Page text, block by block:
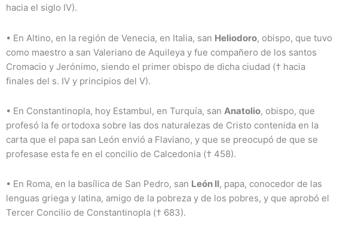
hacia el siglo IV).
• En Altino, en la región de Venecia, en Italia, san Heliodoro, obispo, que tuvo
como maestro a san Valeriano de Aquileya y fue compañero de los santos
Cromacio y Jerónimo, siendo el primer obispo de dicha ciudad († hacia
finales del s. IV y principios del V).
• En Constantinopla, hoy Estambul, en Turquía, san Anatolio, obispo, que
profesó la fe ortodoxa sobre las dos naturalezas de Cristo contenida en la
carta que el papa san León envió a Flaviano, y que se preocupó de que se
profesase esta fe en el concilio de Calcedonia († 458).
• En Roma, en la basílica de San Pedro, san León II, papa, conocedor de las
lenguas griega y latina, amigo de la pobreza y de los pobres, y que aprobó el
Tercer Concilio de Constantinopla († 683).